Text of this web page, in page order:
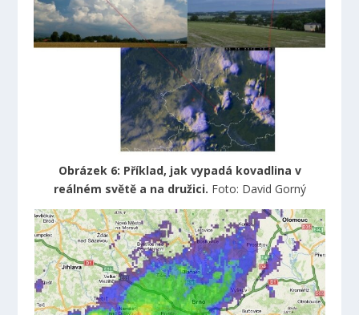
Obrázek 6: Příklad, jak vypadá kovadlina v
reálném světě a na družici. Foto: David Gorný